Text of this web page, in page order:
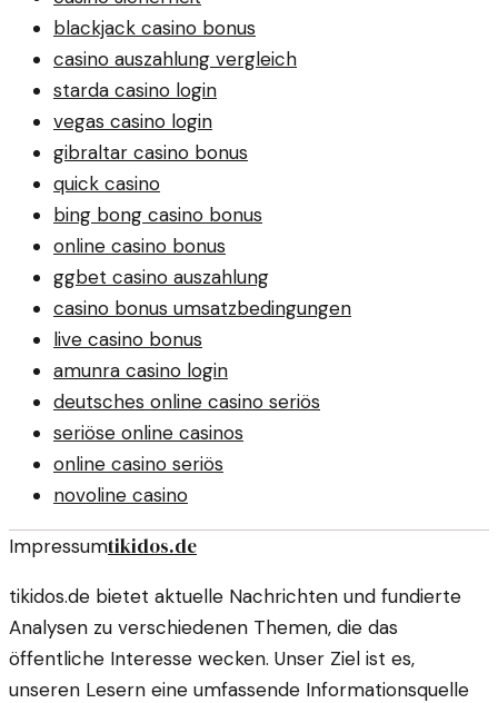
blackjack casino bonus
casino auszahlung vergleich
starda casino login
vegas casino login
gibraltar casino bonus
quick casino
bing bong casino bonus
online casino bonus
ggbet casino auszahlung
casino bonus umsatzbedingungen
live casino bonus
amunra casino login
deutsches online casino seriös
seriöse online casinos
online casino seriös
novoline casino
Impressumtikidos.de
tikidos.de bietet aktuelle Nachrichten und fundierte
Analysen zu verschiedenen Themen, die das
öffentliche Interesse wecken. Unser Ziel ist es,
unseren Lesern eine umfassende Informationsquelle